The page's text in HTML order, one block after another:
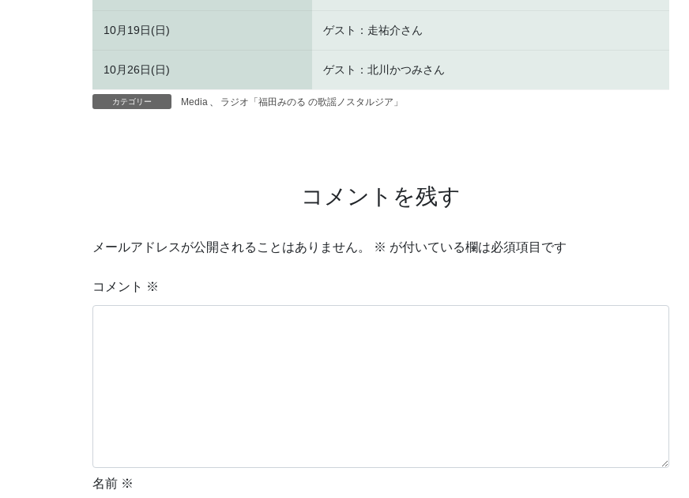
10月19日(日) ゲスト：走祐介さん
10月26日(日) ゲスト：北川かつみさん
カテゴリー Media ラジオ「福田みのる の歌謡ノスタルジア」
コメントを残す
メールアドレスが公開されることはありません。 ※ が付いている欄は必須項目です
コメント ※
名前 ※